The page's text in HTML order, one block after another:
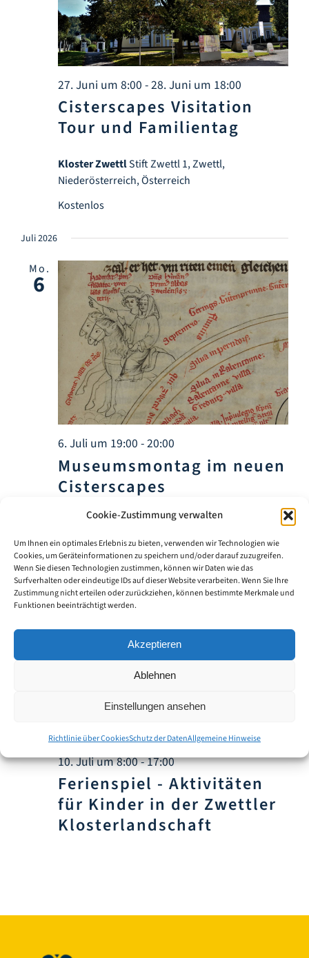
Cookie-Zustimmung verwalten
Um Ihnen ein optimales Erlebnis zu bieten, verwenden wir Technologien wie
Cookies, um Geräteinformationen zu speichern und/oder darauf zuzugreifen.
Wenn Sie diesen Technologien zustimmen, können wir Daten wie das
Surfverhalten oder eindeutige IDs auf dieser Website verarbeiten. Wenn Sie Ihre
Zustimmung nicht erteilen oder zurückziehen, können bestimmte Merkmale und
Funktionen beeinträchtigt werden.
Akzeptieren
Ablehnen
Einstellungen ansehen
Richtlinie über CookiesSchutz der DatenAllgemeine Hinweise
27. Juni um 8:00 -28. Juni um 18:00
Cisterscapes Visitation
Tour und Familientag
Kloster ZwettlStift Zwettl 1, Zwettl,
Niederösterreich, Österreich
Kostenlos
Juli 2026
Mo.
6
6. Juli um 19:00 -20:00
Museumsmontag im neuen
Cisterscapes
Besucherzentrum Zwettl
Altes Rathaus ZwettlSparkassenplatz 3, Zwettl,
Niederösterreich, Österreich
Kostenlos
10
10. Juli um 8:00-17:00
Ferienspiel - Aktivitäten
für Kinder in der Zwettler
Klosterlandschaft